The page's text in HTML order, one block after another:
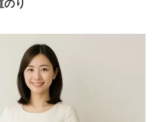
のり